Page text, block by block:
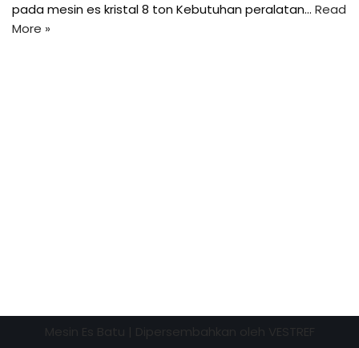
pada mesin es kristal 8 ton Kebutuhan peralatan… Read
More »
VESTREF